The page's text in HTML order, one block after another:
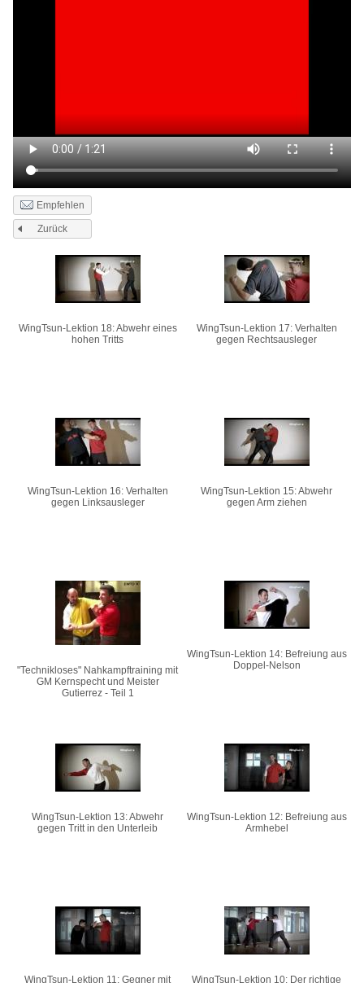
Empfehlen
Zurück
WingTsun-Lektion 18: Abwehr eines
hohen Tritts
WingTsun-Lektion 17: Verhalten
gegen Rechtsausleger
WingTsun-Lektion 16: Verhalten
gegen Linksausleger
WingTsun-Lektion 15: Abwehr
gegen Arm ziehen
"Technikloses" Nahkampftraining mit
GM Kernspecht und Meister
Gutierrez - Teil 1
WingTsun-Lektion 14: Befreiung aus
Doppel-Nelson
WingTsun-Lektion 13: Abwehr
gegen Tritt in den Unterleib
WingTsun-Lektion 12: Befreiung aus
Armhebel
WingTsun-Lektion 11: Gegner mit WingTsun-Lektion 10: Der richtige
Seiten